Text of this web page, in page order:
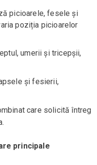
picioarele, fesele și
poziția picioarelor
umerii și tricepșii,
și fesierii,
care solicită întreg
principale